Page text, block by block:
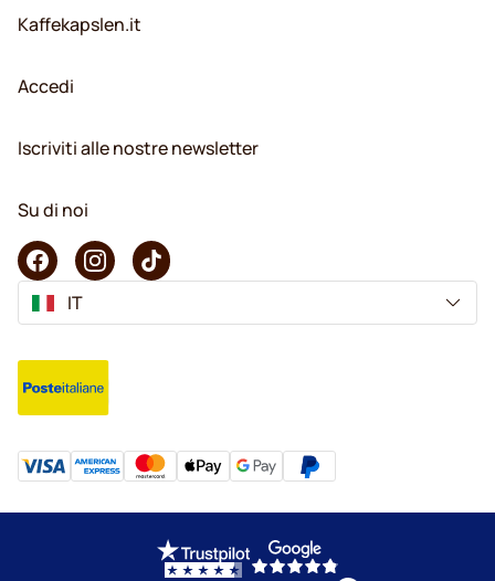
Kaffekapslen.it
Accedi
Iscriviti alle nostre newsletter
Su di noi
IT